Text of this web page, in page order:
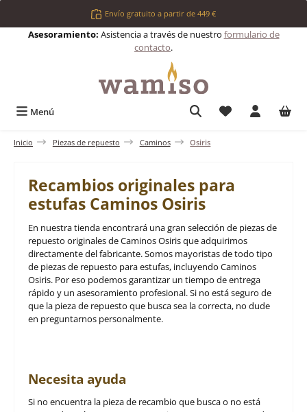
Saltar al contenido principalEnvío gratuito a partir de 449 €
Asesoramiento: Asistencia a través de nuestro formulario de
contacto.
Menú Tienes 0
Inicio Piezas de repuesto Caminos Osiris
Recambios originales para
estufas Caminos Osiris
En nuestra tienda encontrará una gran selección de piezas de
repuesto originales de Caminos Osiris que adquirimos
directamente del fabricante. Somos mayoristas de todo tipo
de piezas de repuesto para estufas, incluyendo Caminos
Osiris. Por eso podemos garantizar un tiempo de entrega
rápido y un asesoramiento profesional. Si no está seguro de
que la pieza de repuesto que busca sea la correcta, no dude
en preguntarnos personalmente.
Necesita ayuda
Si no encuentra la pieza de recambio que busca o no está